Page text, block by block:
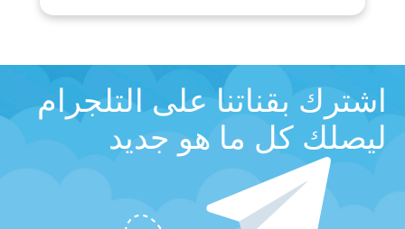
اشترك بقناتنا على التلجرام
ليصلك كل ما هو جديد